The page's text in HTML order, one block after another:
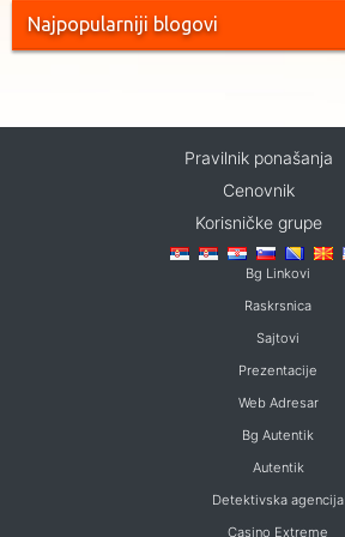
Najpopularniji blogovi
Pravilnik ponašanja
Cenovnik
Korisničke grupe
Bg Linkovi
Raskrsnica
Sajtovi
Prezentacije
Web Adresar
Bg Autentik
Autentik
Detektivska agencija
Casino Extreme